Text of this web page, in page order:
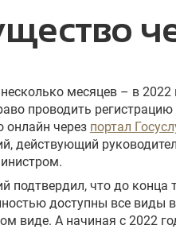
месяцев – в
проводить
онлайн через портал
действующий
подтвердил, что до конца
доступны все виды
виде. А начиная с 2022